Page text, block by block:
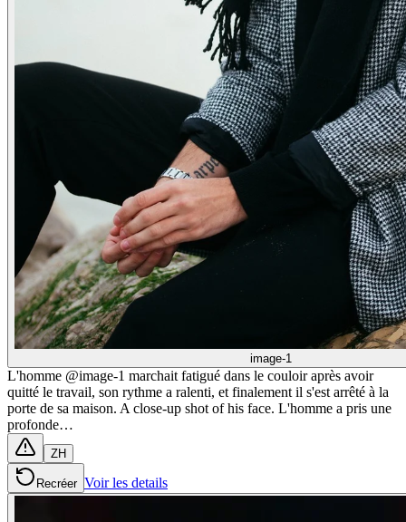
image-1
L'homme @image-1 marchait fatigué dans le couloir après avoir
quitté le travail, son rythme a ralenti, et finalement il s'est arrêté à la
porte de sa maison. A close-up shot of his face. L'homme a pris une
profonde…
ZH
Recréer Voir les details